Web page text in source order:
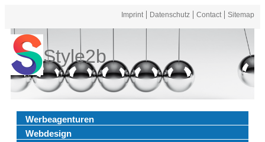
Imprint Datenschutz Contact Sitemap
Style2b
Werbeagenturen
Webdesign